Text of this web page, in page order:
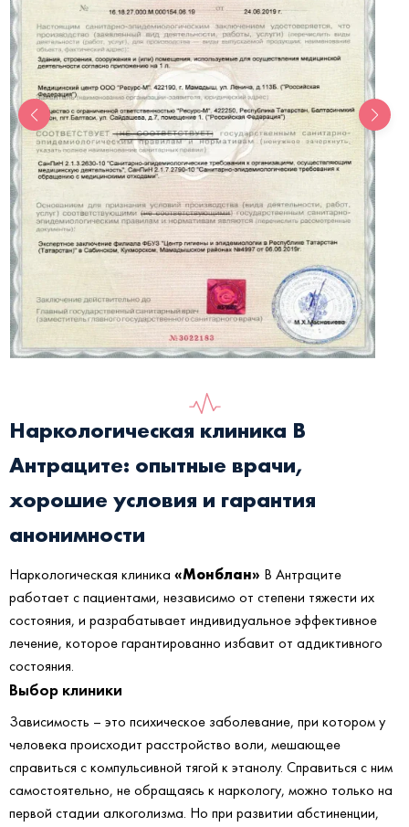
Наркологическая клиника В
Антраците: опытные врачи,
хорошие условия и гарантия
анонимности
Наркологическая клиника «Монблан» В Антраците
работает с пациентами, независимо от степени тяжести их
состояния, и разрабатывает индивидуальное эффективное
лечение, которое гарантированно избавит от аддиктивного
состояния.
Выбор клиники
Зависимость – это психическое заболевание, при котором у
человека происходит расстройство воли, мешающее
справиться с компульсивной тягой к этанолу. Справиться с ним
самостоятельно, не обращаясь к наркологу, можно только на
первой стадии алкоголизма. Но при развитии абстиненции,